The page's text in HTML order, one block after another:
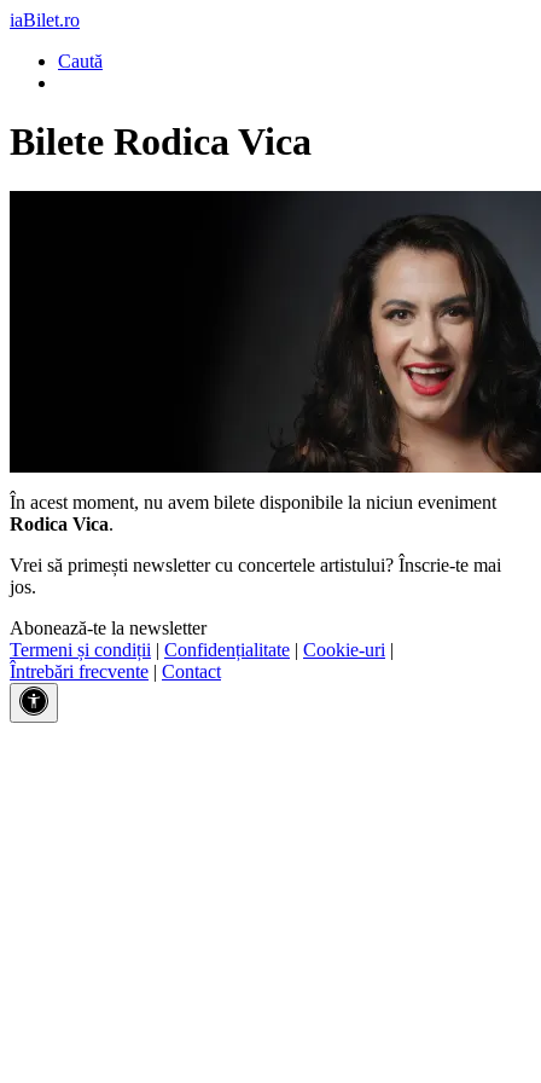
iaBilet.ro
Caută
Bilete Rodica Vica
În acest moment, nu avem bilete disponibile la niciun eveniment
Rodica Vica.
Vrei să primești newsletter cu concertele artistului? Înscrie-te mai
jos.
Abonează-te la newsletter
Termeni și condiții | Confidențialitate | Cookie-uri |
Întrebări frecvente | Contact